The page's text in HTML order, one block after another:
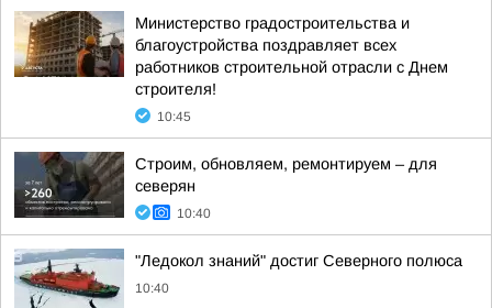
Министерство градостроительства и
благоустройства поздравляет всех
работников строительной отрасли с Днем
строителя!
10:45
Строим, обновляем, ремонтируем – для
северян
10:40
"Ледокол знаний" достиг Северного полюса
10:40